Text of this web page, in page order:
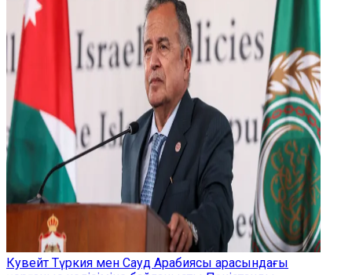
Кувейт Түркия мен Сауд Арабиясы арасындағы